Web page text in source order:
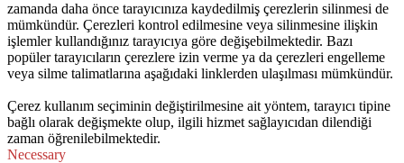
zamanda daha önce tarayıcınıza kaydedilmiş çerezlerin silinmesi de
mümkündür. Çerezleri kontrol edilmesine veya silinmesine ilişkin
işlemler kullandığınız tarayıcıya göre değişebilmektedir. Bazı
popüler tarayıcıların çerezlere izin verme ya da çerezleri engelleme
veya silme talimatlarına aşağıdaki linklerden ulaşılması mümkündür.
Çerez kullanım seçiminin değiştirilmesine ait yöntem, tarayıcı tipine
bağlı olarak değişmekte olup, ilgili hizmet sağlayıcıdan dilendiği
zaman öğrenilebilmektedir.
Necessary